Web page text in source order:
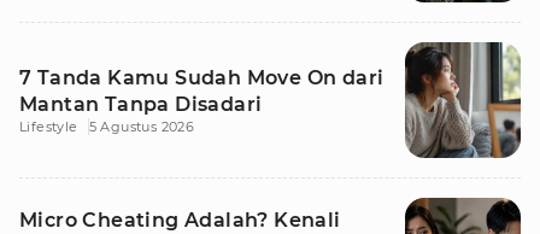
7 Tanda Kamu Sudah Move On dari
Mantan Tanpa Disadari
Lifestyle 5 Agustus 2026
Micro Cheating Adalah? Kenali